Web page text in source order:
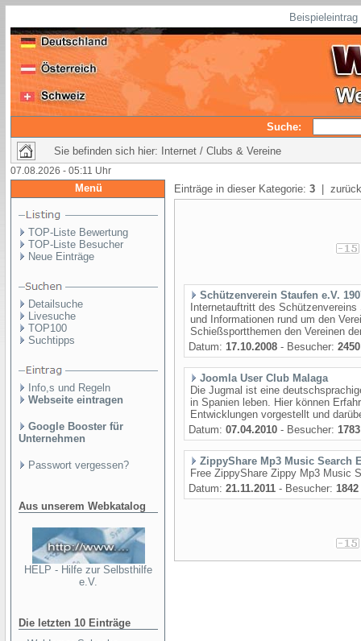
Suche:
Sie befinden sich hier: Internet / Clubs & Vereine
07.08.2026 - 05:11 Uhr
Menü
TOP-Liste Bewertung
TOP-Liste Besucher
Neue Einträge
Detailsuche
Livesuche
TOP100
Suchtipps
Info,s und Regeln
Webseite eintragen
Google Booster für
Unternehmen
Passwort vergessen?
Aus unserem Webkatalog
HELP - Hilfe zur Selbsthilfe
e.V.
Die letzten 10 Einträge
Einträge in dieser Kategorie: 3 |
Schützenverein Staufen e.V.
Internetauftritt des
und Informationen rund um den
Schießsportthemen den Vereinen
Datum: 17.10.2008 - Besucher: 2450
Joomla User Club Malaga
Die Jugmal ist eine
in Spanien leben. Hier können
Entwicklungen vorgestellt und
Datum: 07.04.2010 - Besucher: 1783
ZippyShare Mp3 Music Search
Free ZippyShare Zippy Mp3 Music
Datum: 21.11.2011 - Besucher: 1842